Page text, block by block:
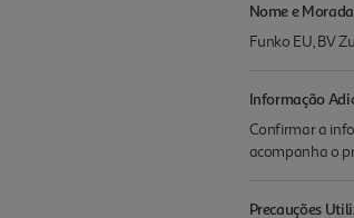
Nome e Morada
Funko EU, BV
Informação
Confirmar a
acompanha o
Precauções